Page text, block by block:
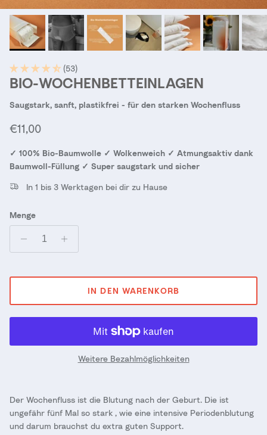
(53)
BIO-WOCHENBETTEINLAGEN
Saugstark, sanft, plastikfrei - für den starken Wochenfluss
Normaler Preis
€11,00
✓ 100% Bio-Baumwolle ✓ Wolkenweich ✓ Atmungsaktiv dank
Baumwoll-Füllung ✓ Super saugstark und sicher
In 1 bis 3 Werktagen bei dir zu Hause
Menge
IN DEN WARENKORB
Weitere Bezahlmöglichkeiten
Der Wochenfluss ist die Blutung nach der Geburt. Die ist
ungefähr fünf Mal so stark , wie eine intensive Periodenblutung
und darum brauchst du extra guten Support.